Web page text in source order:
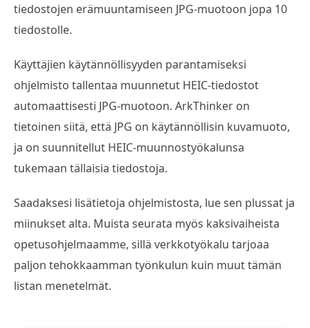
tiedostojen erämuuntamiseen JPG-muotoon jopa 10
tiedostolle.
Käyttäjien käytännöllisyyden parantamiseksi
ohjelmisto tallentaa muunnetut HEIC-tiedostot
automaattisesti JPG-muotoon. ArkThinker on
tietoinen siitä, että JPG on käytännöllisin kuvamuoto,
ja on suunnitellut HEIC-muunnostyökalunsa
tukemaan tällaisia tiedostoja.
Saadaksesi lisätietoja ohjelmistosta, lue sen plussat ja
miinukset alta. Muista seurata myös kaksivaiheista
opetusohjelmaamme, sillä verkkotyökalu tarjoaa
paljon tehokkaamman työnkulun kuin muut tämän
listan menetelmät.